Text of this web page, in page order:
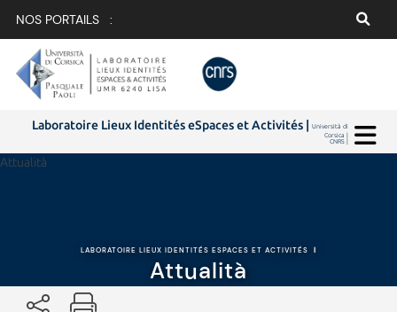
NOS PORTAILS :
Laboratoire Lieux Identités eSpaces et Activités |Università di
Corsica |
CNRS |
Attualità
LABORATOIRE LIEUX IDENTITÉS ESPACES ET ACTIVITÉS |
Attualità